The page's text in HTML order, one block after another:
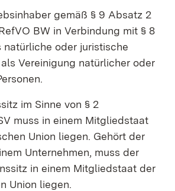
gemäß § 9 Absatz 2
BW in Verbindung mit § 8
natürliche oder juristische
Vereinigung natürlicher oder
im Sinne von § 2
muss in einem Mitgliedstaat
Union liegen. Gehört der
Unternehmen, muss der
in einem Mitgliedstaat der
Union liegen.